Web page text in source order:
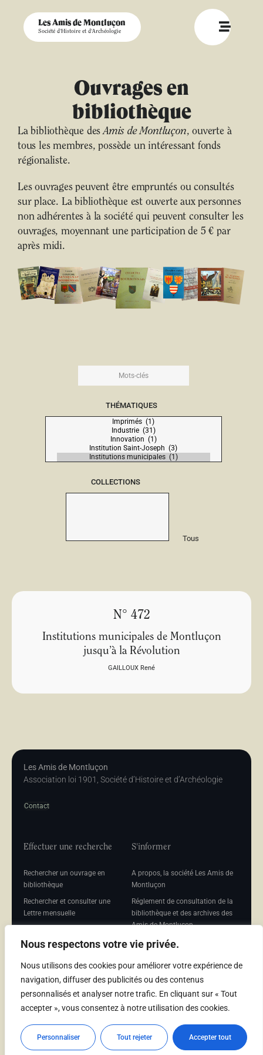
Nous respectons votre vie privée.
Nous utilisons des cookies pour améliorer votre expérience de
navigation, diffuser des publicités ou des contenus
personnalisés et analyser notre trafic. En cliquant sur « Tout
accepter », vous consentez à notre utilisation des cookies.
Personnaliser Tout rejeter Accepter tout
Les Amis de Montluçon
Société d'Histoire et d'Archéologie
Ouvrages en
bibliothèque
La bibliothèque desAmis de Montluçon, ouverte à
tous les membres, possède un intéressant fonds
régionaliste.
Les ouvrages peuvent être empruntés ou consultés
sur place. La bibliothèque est ouverte aux personnes
non adhérentes à la société qui peuvent consulter les
ouvrages, moyennant une participation de 5 € par
après midi.
THÉMATIQUES
COLLECTIONS
Tous
N° 472
Institutions municipales de Montluçon
jusqu’à la Révolution
GAILLOUX René
Les Amis de Montluçon
Association loi 1901, Société d’Histoire et d’Archéologie
Contact
Effectuer une recherche
Rechercher un ouvrage en
bibliothèque
Rechercher et consulter une
Lettre mensuelle
mensuelle
S'informer
A propos, la société Les Amis de
Montluçon
Réglement de consultation de la
bibliothèque et des archives des
Amis de Montluçon
Mentions légales
Adhérer